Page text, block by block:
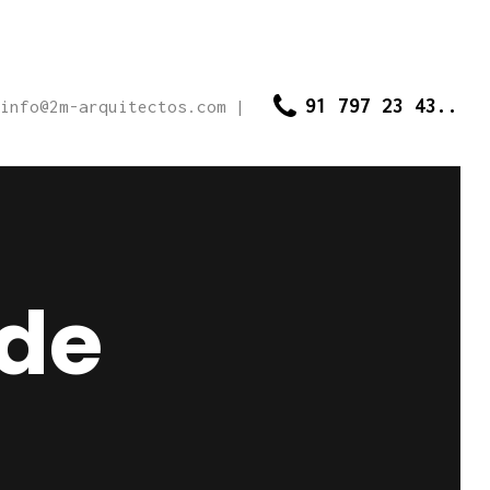
info@2m-arquitectos.com | 91 797 23 43..